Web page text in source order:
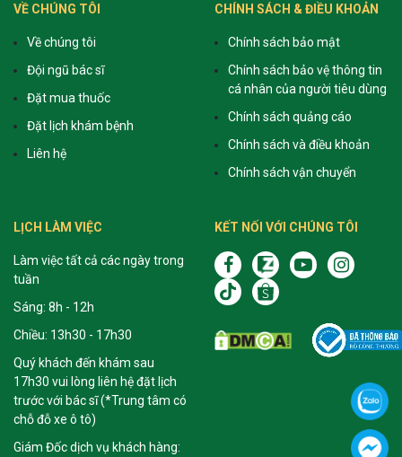
VỀ CHÚNG TÔI
Về chúng tôi
Đội ngũ bác sĩ
Đặt mua thuốc
Đặt lịch khám bệnh
Liên hệ
CHÍNH SÁCH & ĐIỀU KHOẢN
Chính sách bảo mật
Chính sách bảo vệ thông tin
cá nhân của người tiêu dùng
Chính sách quảng cáo
Chính sách và điều khoản
Chính sách vận chuyển
LỊCH LÀM VIỆC
Làm việc tất cả các ngày trong
tuần
Sáng: 8h - 12h
Chiều: 13h30 - 17h30
Quý khách đến khám sau
17h30 vui lòng liên hệ đặt lịch
trước với bác sĩ (*Trung tâm có
chỗ đỗ xe ô tô)
Giám Đốc dịch vụ khách hàng:
KẾT NỐI VỚI CHÚNG TÔI